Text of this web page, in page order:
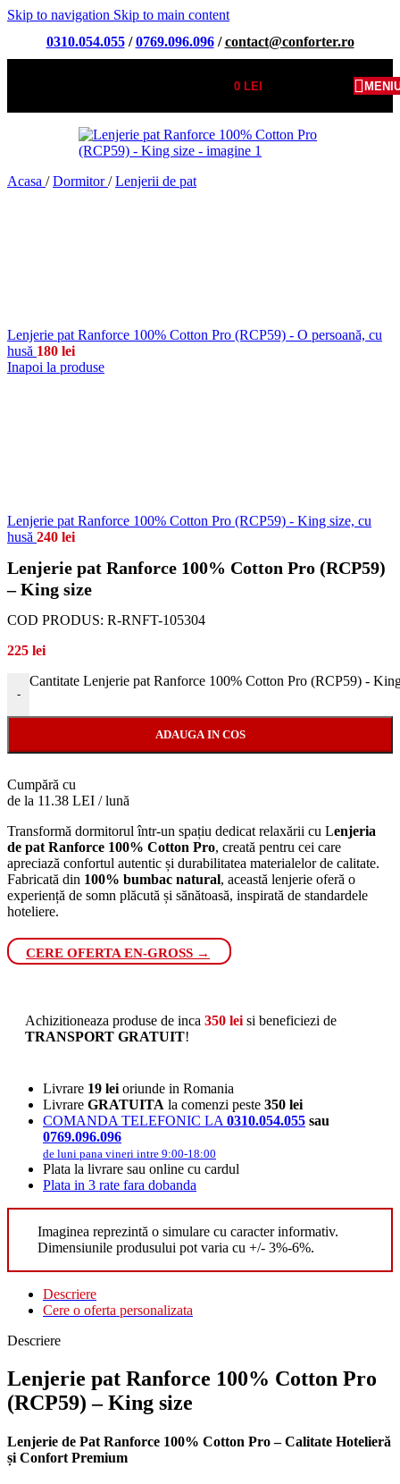
Skip to navigation Skip to main content
0310.054.055/0769.096.096/contact@conforter.ro
0LEI
Acasa / Dormitor/ Lenjerii de pat
Lenjerie pat Ranforce 100% Cotton Pro (RCP59) - O persoană, cu
husă 180 lei
Inapoi la produse
Lenjerie pat Ranforce 100% Cotton Pro (RCP59) - King size, cu
husă 240 lei
Lenjerie pat Ranforce 100% Cotton Pro (RCP59)
– King size
COD PRODUS: R-RNFT-105304
225 lei
-
Cantitate Lenjerie pat Ranforce 100% Cotton Pro (RCP59) -
ADAUGA IN COS
Cumpără cu
de la 11.38 LEI / lună
Transformă dormitorul într-un spațiu dedicat relaxării cu Lenjeria
de pat Ranforce 100% Cotton Pro, creată pentru cei care
apreciază confortul autentic și durabilitatea materialelor de calitate.
Fabricată din 100% bumbac natural, această lenjerie oferă o
experiență de somn plăcută și sănătoasă, inspirată de standardele
hoteliere.
CERE OFERTA EN-GROSS →
Achizitioneaza produse de inca 350 lei si beneficiezi de
TRANSPORT GRATUIT!
Livrare 19 lei oriunde in Romania
Livrare GRATUITA la comenzi peste 350 lei
COMANDA TELEFONIC LA 0310.054.055 sau
0769.096.096
de luni pana vineri intre 9:00-18:00
Plata la livrare sau online cu cardul
Plata in 3 rate fara dobanda
Imaginea reprezintă o simulare cu caracter informativ.
Dimensiunile produsului pot varia cu +/- 3%-6%.
Descriere
Cere o oferta personalizata
Descriere
Lenjerie pat Ranforce 100% Cotton Pro
(RCP59) – King size
Lenjerie de Pat Ranforce 100% Cotton Pro – Calitate Hotelieră
și Confort Premium